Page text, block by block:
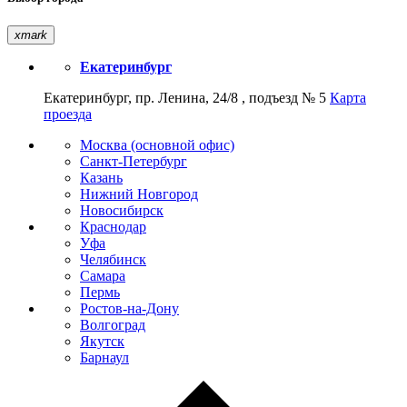
xmark
Екатеринбург
Екатеринбург, пр. Ленина, 24/8 , подъезд № 5 Карта
проезда
Москва (основной офис)
Санкт-Петербург
Казань
Нижний Новгород
Новосибирск
Краснодар
Уфа
Челябинск
Самара
Пермь
Ростов-на-Дону
Волгоград
Якутск
Барнаул